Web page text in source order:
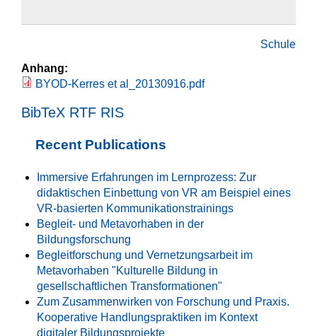
Schule
Anhang:
BYOD-Kerres et al_20130916.pdf
BibTeX RTF RIS
Recent Publications
Immersive Erfahrungen im Lernprozess: Zur
didaktischen Einbettung von VR am Beispiel eines
VR-basierten Kommunikationstrainings
Begleit- und Metavorhaben in der
Bildungsforschung
Begleitforschung und Vernetzungsarbeit im
Metavorhaben "Kulturelle Bildung in
gesellschaftlichen Transformationen"
Zum Zusammenwirken von Forschung und Praxis.
Kooperative Handlungspraktiken im Kontext
digitaler Bildungsprojekte